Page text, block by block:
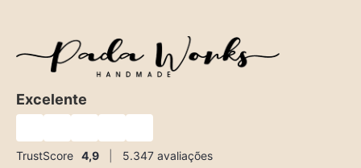
Excelente
TrustScore 4,9 5.347 avaliações